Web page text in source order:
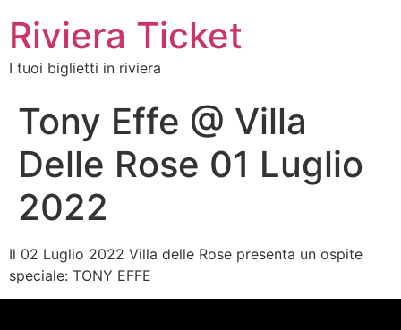
Riviera Ticket
I tuoi biglietti in riviera
Tony Effe @ Villa
Delle Rose 01 Luglio
2022
Il 02 Luglio 2022 Villa delle Rose presenta un ospite
speciale: TONY EFFE